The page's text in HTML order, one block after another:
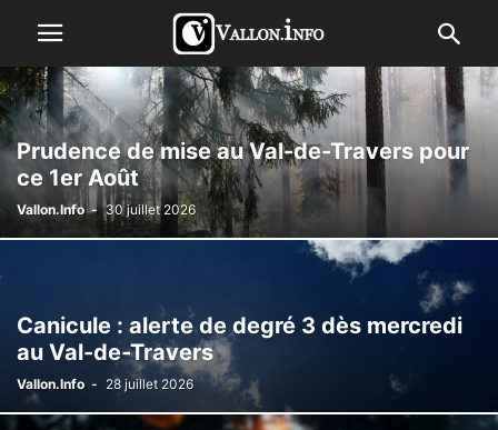
Prudence de mise au Val-de-Travers pour
ce 1er Août
Vallon.Info - 30 juillet 2026
Canicule : alerte de degré 3 dès mercredi
au Val-de-Travers
Vallon.Info - 28 juillet 2026